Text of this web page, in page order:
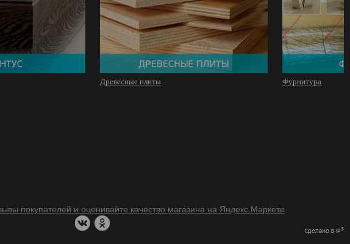
Древесные плиты Фурнитура
Сделано в IP3